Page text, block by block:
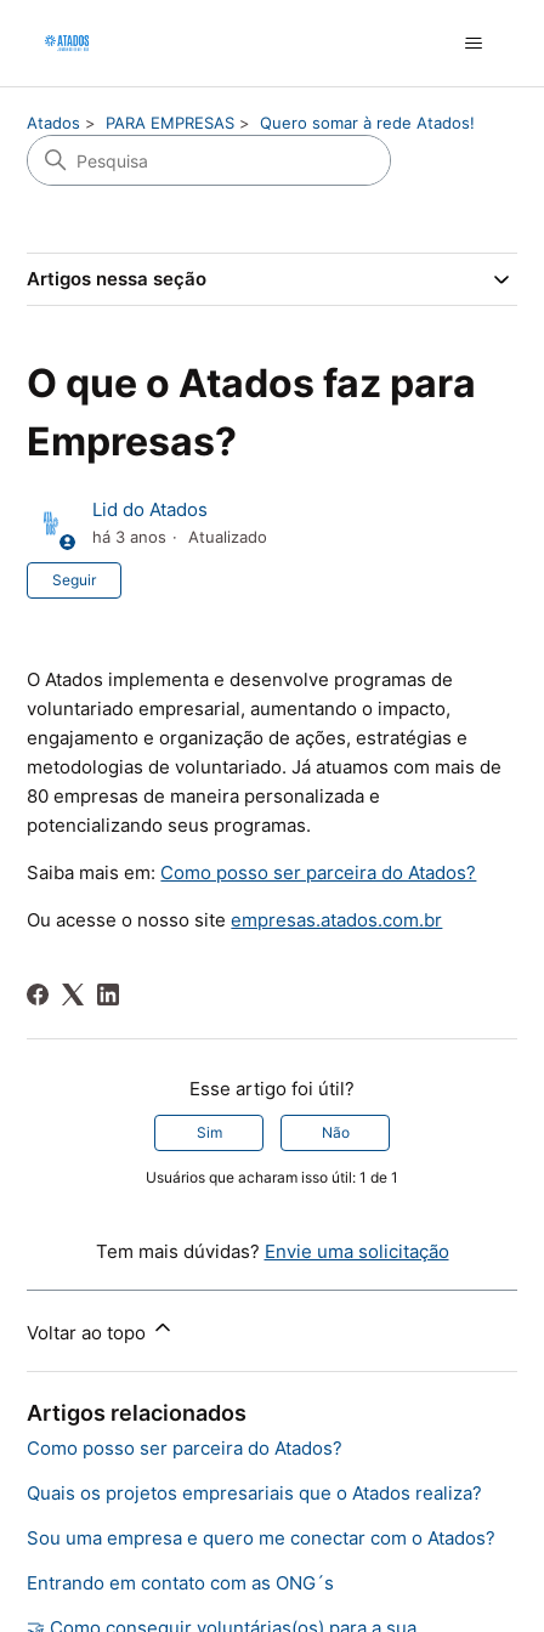
Atados PARA EMPRESAS Quero somar à rede Atados!
Artigos nessa seção
O que o Atados faz para
Empresas?
Lid do Atados
há 3 anos Atualizado
Seguir
O Atados implementa e desenvolve programas de
voluntariado empresarial, aumentando o impacto,
engajamento e organização de ações, estratégias e
metodologias de voluntariado. Já atuamos com mais de
80 empresas de maneira personalizada e
potencializando seus programas.
Saiba mais em: Como posso ser parceira do Atados?
Ou acesse o nosso siteempresas.atados.com.br
Esse artigo foi útil?
Sim Não
Usuários que acharam isso útil: 1 de 1
Tem mais dúvidas? Envie uma solicitação
Voltar ao topo
Artigos relacionados
Como posso ser parceira do Atados?
Quais os projetos empresariais que o Atados realiza?
Sou uma empresa e quero me conectar com o Atados?
Entrando em contato com as ONG´s